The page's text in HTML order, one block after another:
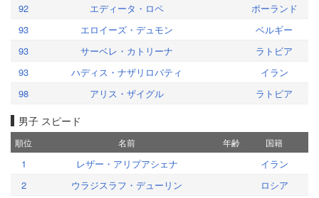
92
エディータ・ロペ
ポーランド
93
エロイーズ・デュモン
ベルギー
93
サーベレ・カトリーナ
ラトビア
93
ハディス・ナザリロバティ
イラン
98
アリス・ザイグル ラトビア
男子 スピード
順位 名前 年齢 国籍
1 レザー・アリプアシェナ
イラン
2
ウラジスラフ・デューリン
ロシア